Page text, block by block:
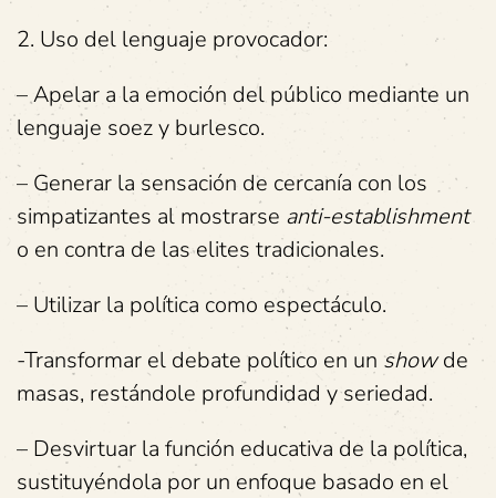
2. Uso del lenguaje provocador:
– Apelar a la emoción del público mediante un
lenguaje soez y burlesco.
– Generar la sensación de cercanía con los
simpatizantes al mostrarse anti-establishment
o en contra de las elites tradicionales.
– Utilizar la política como espectáculo.
-Transformar el debate político en un showde
masas, restándole profundidad y seriedad.
– Desvirtuar la función educativa de la política,
sustituyéndola por un enfoque basado en el